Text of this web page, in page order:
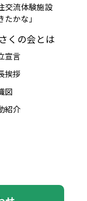
交流体験施設
たかな」
くの会とは
宣言
挨拶
図
紹介